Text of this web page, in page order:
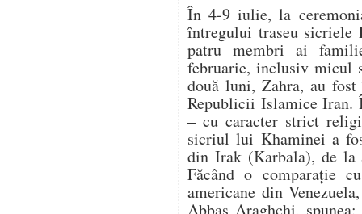
În 4-9 iulie, la
întregului traseu
patru membri ai
februarie, inclusiv micul
două luni, Zahra, au
Republicii Islamice Iran.
– cu caracter strict
sicriul lui Khaminei a
din Irak (Karbala), de
Făcând o comparație
americane din
Abbas Araghchi,